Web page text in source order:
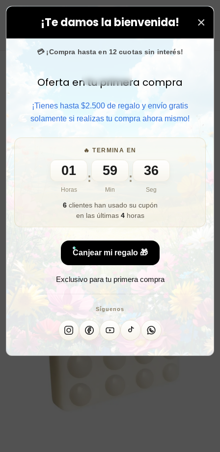
¡Te damos la bienvenida! ×
💳 ¡Compra hasta en 12 cuotas sin interés!
Activar sonido
Oferta en tu primera compra
¡Tienes hasta $2.500 de regalo y envío gratis
solamente si realizas tu compra ahora mismo!
🔥 TERMINA EN
01
Horas
: 59
Min
: 34
Seg
6clientes han usado su cupón
en las últimas 4horas
Canjear mi regalo 🎁
Exclusivo para tu primera compra
Síguenos
rápido y aprovecha. 💙 +50.000 fans en